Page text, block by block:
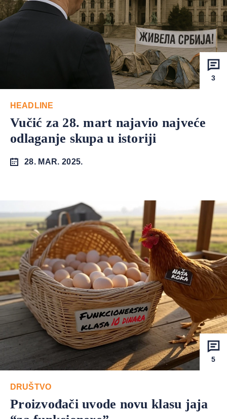
3
HEADLINE
Vučić za 28. mart najavio najveće
odlaganje skupa u istoriji
28. MAR. 2025.
5
DRUŠTVO
Proizvođači uvode novu klasu jaja